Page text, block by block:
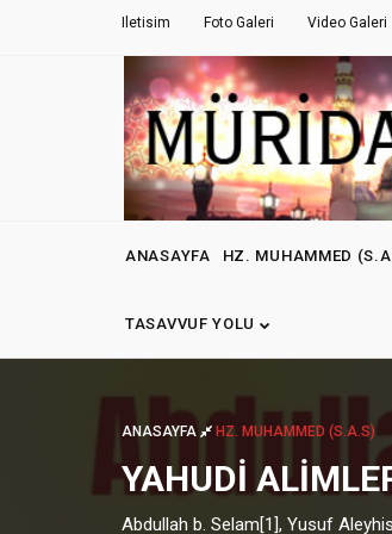
Iletisim Foto Galeri Video Galeri
ANASAYFA HZ. MUHAMMED
TASAVVUF YOLU
ANASAYFA HZ. MUHAMMED (S.A.S)
YAHUDI
Abdullah b. Selam[1], Yusuf